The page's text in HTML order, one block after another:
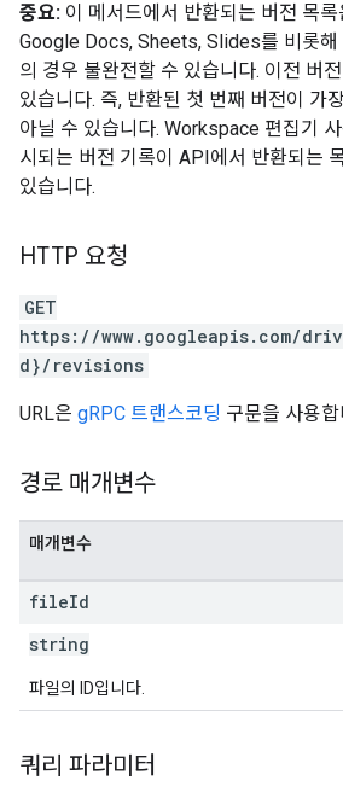
중요: 이 메서드에서 반환되는 버전 목
Google Docs, Sheets, Slides를 비롯해
의 경우 불완전할 수 있습니다. 이전 버
있습니다. 즉, 반환된 첫 번째 버전이 가
아닐 수 있습니다. Workspace 편집기
시되는 버전 기록이 API에서 반환되는
있습니다.
HTTP 요청
GET
https://www.googleapis.com/
d}/revisions
URL은 gRPC 트랜스코딩 구문을 사용합
경로 매개변수
매개변수
fileId
string
파일의 ID입니다.
쿼리 파라미터